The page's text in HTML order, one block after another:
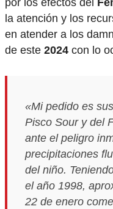
por los efectos del
la atención y los
en atender a los
de este 2024 con lo
«Mi pedido es
Pisco Sour y del
ante el peligro
precipitaciones
del niño.
el año 1998,
22 de enero